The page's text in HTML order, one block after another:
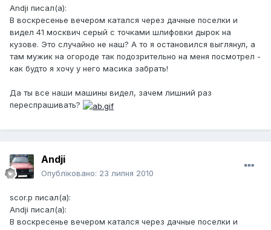
Andji писал(а):
В воскресенье вечером катался через дачные поселки и
видел 41 москвич серый с точками шлифовки дырок на
кузове. Это случайно не наш? А то я остановился выглянул, а
там мужик на огороде так подозрительно на меня посмотрел -
как будто я хочу у него масика забрать!
Да ты все наши машины видел, зачем лишний раз
переспрашивать?
Andji
Опубліковано: 23 липня 2010
scor.p писал(а):
Andji писал(а):
В воскресенье вечером катался через дачные поселки и